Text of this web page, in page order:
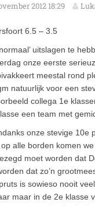
2012 18:29
6.5 – 3.5
uitslagen te
onze eerste
meestal rond
natuurlijk voor een
collega 1e
een team met
onze stevige
alle borden komen
moet worden dat
dat zo’n
is sowieso nooit
maar in de 2e klasse